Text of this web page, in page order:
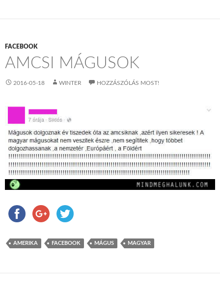
FACEBOOK
AMCSI MÁGUSOK
2016-05-18 WINTER HOZZÁSZÓLÁS MOST!
AMERIKA FACEBOOK MÁGUS MAGYAR